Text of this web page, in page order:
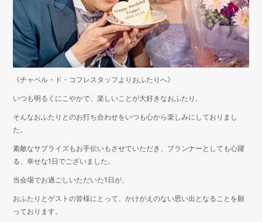
《チャペル・ド・コフレスタッフよりおふたりへ》
いつも明るくにこやかで、楽しいことが大好きなおふたり。
そんなおふたりとのお打ち合わせをいつも心から楽しみにしておりまし
た。
素敵なサプライズもお手伝いもさせていただき、プランナーとしても心躍
る、幸せな1日でございました。
当会場でお過ごしいただいた1日が、
おふたりとゲストの皆様にとって、かけがえのない思い出となることを願
っております。